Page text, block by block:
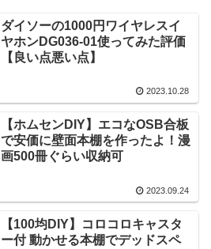
ダイソーの1000円ワイヤレスイ
ヤホンDG036-01使ってみた評価
【良い点悪い点】
2023.10.28
【ホムセンDIY】エコなOSB合板
で安価に壁面本棚を作ったよ！漫
画500冊ぐらい収納可
2023.09.24
【100均DIY】コロコロキャスタ
ー付 動かせる本棚でデッドスペ